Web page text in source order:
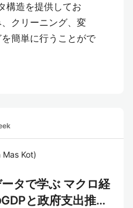
構造を提供してお
クリーニング、変
簡単に行うことがで
つ表形式のデータを
に類似した操作が
HDF5など、さまざ
読み書き可能。
Mas Kot)
タで学ぶ マクロ経
と政府支出推移